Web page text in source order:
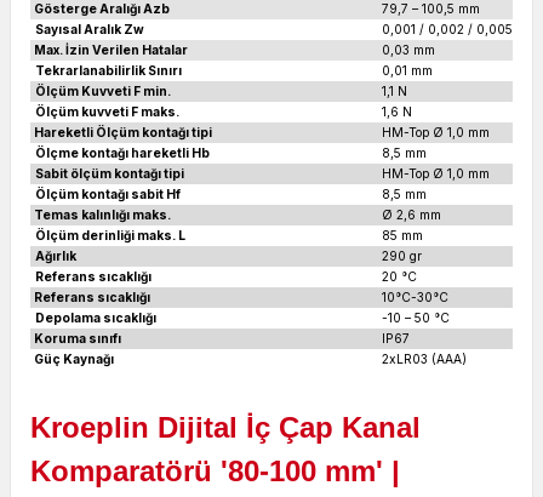
Gösterge Aralığı Azb
79,7 – 100,5 mm
Sayısal Aralık Zw
0,001 / 0,002 / 0,005 /
Max. İzin Verilen Hatalar
0,03 mm
Tekrarlanabilirlik Sınırı
0,01 mm
Ölçüm Kuvveti F min.
1,1 N
Ölçüm kuvveti F maks.
1,6 N
Hareketli Ölçüm kontağı tipi
HM-Top Ø 1,0 mm
Ölçme kontağı hareketli Hb
8,5 mm
Sabit ölçüm kontağı tipi
HM-Top Ø 1,0 mm
Ölçüm kontağı sabit Hf
8,5 mm
Temas kalınlığı maks.
Ø 2,6 mm
Ölçüm derinliği maks. L
85 mm
Ağırlık
290 gr
Referans sıcaklığı
20 °C
Referans sıcaklığı
10°C-30°C
Depolama sıcaklığı
-10 – 50 °C
Koruma sınıfı
IP67
Güç Kaynağı
2xLR03 (AAA)
Kroeplin Dijital İç Çap Kanal
Komparatörü '80-100 mm' |